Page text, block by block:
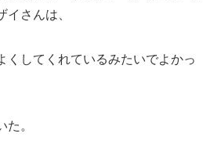
イさんは、
くしてくれているみたいでよかっ
た。